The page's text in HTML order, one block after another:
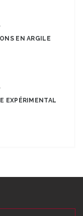
EN ARGILE
EXPÉRIMENTAL